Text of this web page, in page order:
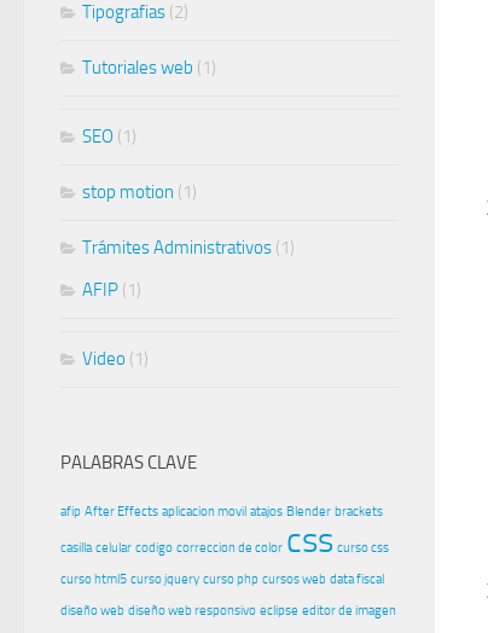
Tipografias (2)
Tutoriales web (1)
SEO (1)
stop motion (1)
Trámites Administrativos (1)
AFIP (1)
Video (1)
PALABRAS CLAVE
afip After Effects aplicacion movil atajos Blender brackets
casilla celular codigo correccion de color css curso css
curso html5 curso jquery curso php cursos web data fiscal
diseño web diseño web responsivo eclipse editor de imagen